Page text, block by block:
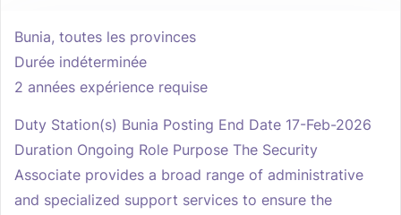
Bunia, toutes les provinces
Durée indéterminée
2 années expérience requise
Duty Station(s) Bunia Posting End Date 17-Feb-2026
Duration Ongoing Role Purpose The Security
Associate provides a broad range of administrative
and specialized support services to ensure the